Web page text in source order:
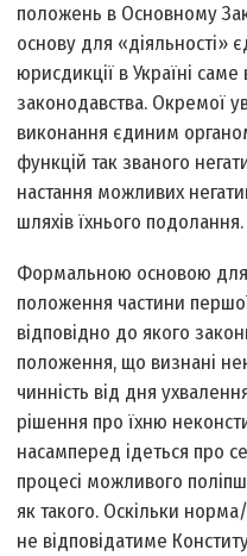
положень в Основному
основу для «діяльності»
юрисдикції в Україні
законодавства. Окремої
виконання єдиним
функцій так званого
настання можливих
шляхів їхнього подолання.
Формальною основою для
положення частини
відповідно до якого
положення, що визнані
чинність від дня
рішення про їхню
насамперед ідеться про
процесі можливого
як такого. Оскільки
не відповідатиме